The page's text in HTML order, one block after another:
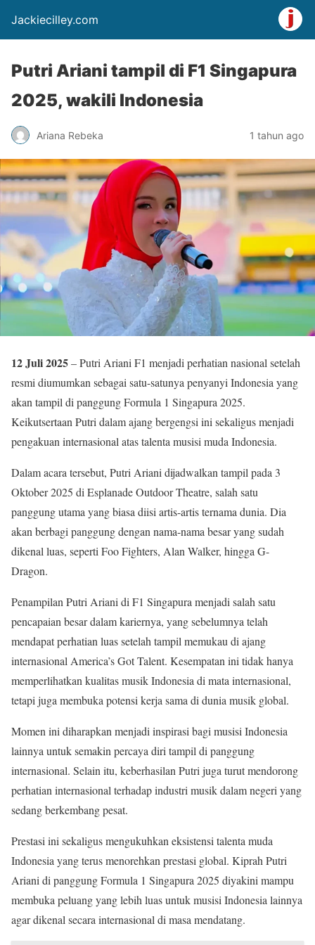
Jackiecilley.com
Putri Ariani tampil di F1 Singapura
2025, wakili Indonesia
Ariana Rebeka 1 tahun ago
12 Juli 2025– Putri Ariani F1 menjadi perhatian nasional setelah
resmi diumumkan sebagai satu-satunya penyanyi Indonesia yang
akan tampil di panggung Formula 1 Singapura 2025.
Keikutsertaan Putri dalam ajang bergengsi ini sekaligus menjadi
pengakuan internasional atas talenta musisi muda Indonesia.
Dalam acara tersebut, Putri Ariani dijadwalkan tampil pada 3
Oktober 2025 di Esplanade Outdoor Theatre, salah satu
panggung utama yang biasa diisi artis-artis ternama dunia. Dia
akan berbagi panggung dengan nama-nama besar yang sudah
dikenal luas, seperti Foo Fighters, Alan Walker, hingga G-
Dragon.
Penampilan Putri Ariani di F1 Singapura menjadi salah satu
pencapaian besar dalam kariernya, yang sebelumnya telah
mendapat perhatian luas setelah tampil memukau di ajang
internasional America’s Got Talent. Kesempatan ini tidak hanya
memperlihatkan kualitas musik Indonesia di mata internasional,
tetapi juga membuka potensi kerja sama di dunia musik global.
Momen ini diharapkan menjadi inspirasi bagi musisi Indonesia
lainnya untuk semakin percaya diri tampil di panggung
internasional. Selain itu, keberhasilan Putri juga turut mendorong
perhatian internasional terhadap industri musik dalam negeri yang
sedang berkembang pesat.
Prestasi ini sekaligus mengukuhkan eksistensi talenta muda
Indonesia yang terus menorehkan prestasi global. Kiprah Putri
Ariani di panggung Formula 1 Singapura 2025 diyakini mampu
membuka peluang yang lebih luas untuk musisi Indonesia lainnya
agar dikenal secara internasional di masa mendatang.